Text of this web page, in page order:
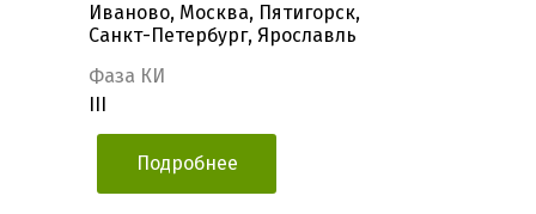
Иваново, Москва, Пятигорск,
Санкт-Петербург, Ярославль
Фаза КИ
Подробнее